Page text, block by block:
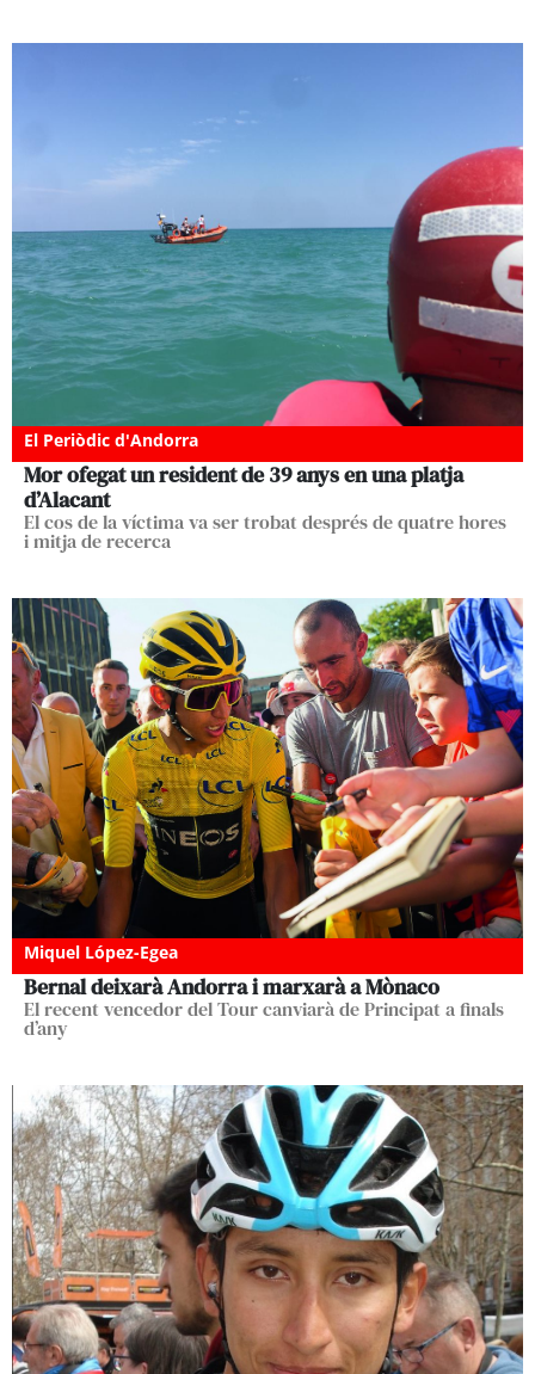
El Periòdic d'Andorra
Mor ofegat un resident de 39 anys en una platja
d’Alacant
El cos de la víctima va ser trobat després de quatre hores
i mitja de recerca
Miquel López-Egea
Bernal deixarà Andorra i marxarà a Mònaco
El recent vencedor del Tour canviarà de Principat a finals
d’any